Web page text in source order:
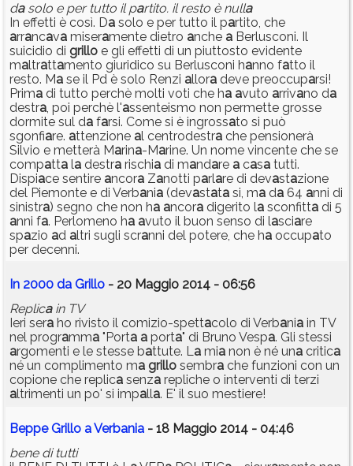
dasolo e per tutto il partito. il resto è nulla
In effetti è così. Da solo e per tutto il partito, che
arrancava miseramente dietro anche a Berlusconi. Il
suicidio di grillo e gli effetti di un piuttosto evidente
maltrattamento giuridico su Berlusconi hanno fatto il
resto. Ma se il Pd è solo Renzi allora deve preoccuparsi!
Prima di tutto perchè molti voti che ha avuto arrivano da
destra, poi perchè l'assenteismo non permette grosse
dormite sul da farsi. Come si è ingrossato si può
sgonfiare. attenzione al centrodestra che pensionerà
Silvio e metterà Marina-Marine. Un nome vincente che se
compatta la destra rischia di mandare a casa tutti.
Dispiace sentire ancora Zanotti parlare di devastazione
del Piemonte e di Verbania (devastata si, ma da 64 anni di
sinistra) segno che non ha ancora digerito la sconfitta di 5
anni fa. Perlomeno ha avuto il buon senso di lasciare
spazio ad altri sugli scranni del potere, che ha occupato
per decenni.
In 2000 da Grillo - 20 Maggio 2014 - 06:56
Replicain TV
Ieri sera ho rivisto il comizio-spettacolo di Verbania in TV
nel programma "Porta a porta" di Bruno Vespa. Gli stessi
argomenti e le stesse battute. La mia non è né una critica
né un complimento ma grillo sembra che funzioni con un
copione che replica senza repliche o interventi di terzi
altrimenti un po' si impalla. E' il suo mestiere!
Beppe Grillo a Verbania - 18 Maggio 2014 - 04:46
bene di tutti